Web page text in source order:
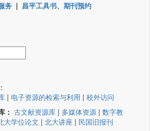
务 | 昌平工具书、期刊预约
| 电子资源的检索与利用 | 校外访问
： 古文献资源库 | 多媒体资源 | 数字教
大学位论文 | 北大讲座 | 民国旧报刊